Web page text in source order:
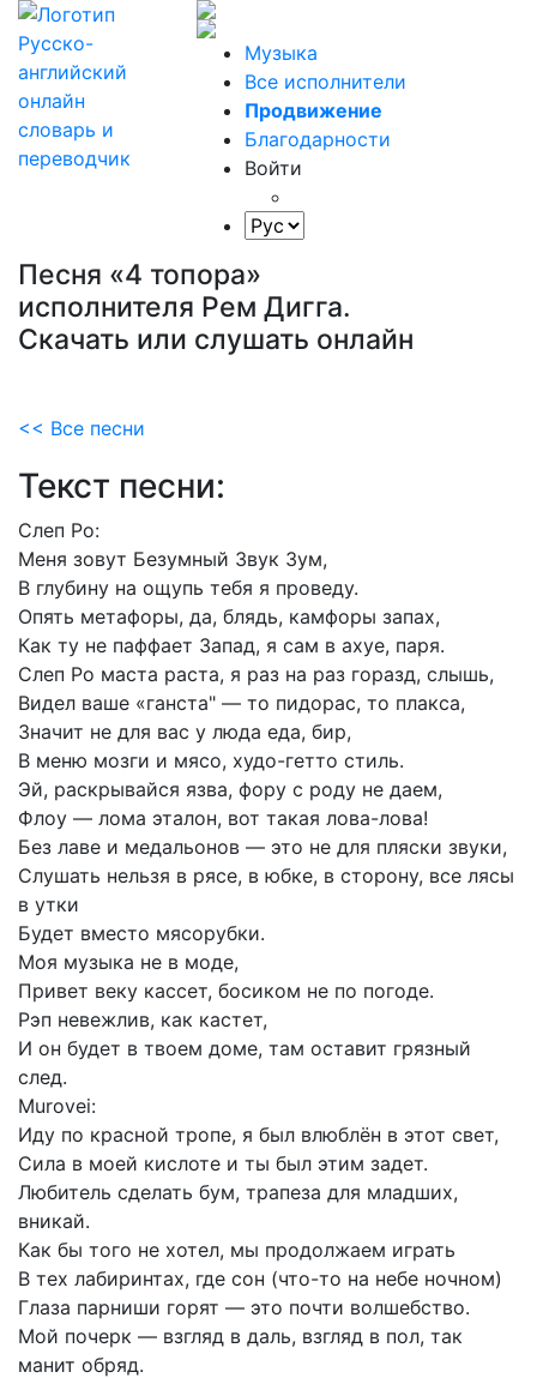
Музыка
Все исполнители
Продвижение
Благодарности
Войти
Песня «4 топора»
исполнителя Рем Дигга.
Скачать или слушать онлайн
<< Все песни
Текст песни:
Слеп Ро:
Меня зовут Безумный Звук Зум,
В глубину на ощупь тебя я проведу.
Опять метафоры, да, блядь, камфоры запах,
Как ту не паффает Запад, я сам в ахуе, паря.
Слеп Ро маста раста, я раз на раз горазд, слышь,
Видел ваше «ганста" — то пидорас, то плакса,
Значит не для вас у люда еда, бир,
В меню мозги и мясо, худо-гетто стиль.
Эй, раскрывайся язва, фору с роду не даем,
Флоу — лома эталон, вот такая лова-лова!
Без лаве и медальонов — это не для пляски звуки,
Слушать нельзя в рясе, в юбке, в сторону, все лясы
в утки
Будет вместо мясорубки.
Моя музыка не в моде,
Привет веку кассет, босиком не по погоде.
Рэп невежлив, как кастет,
И он будет в твоем доме, там оставит грязный
след.
Murovei:
Иду по красной тропе, я был влюблён в этот свет,
Сила в моей кислоте и ты был этим задет.
Любитель сделать бум, трапеза для младших,
вникай.
Как бы того не хотел, мы продолжаем играть
В тех лабиринтах, где сон (что-то на небе ночном)
Глаза парниши горят — это почти волшебство.
Мой почерк — взгляд в даль, взгляд в пол, так
манит обряд.